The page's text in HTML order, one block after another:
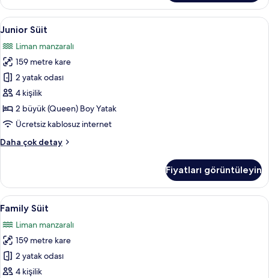
daha
fazla
detay
Junior
Süit
için
tüm
fotoğrafları
görün
Junior Süit | Ses yalıtımı, ücretsiz
8
Junior Süit
Liman manzaralı
159 metre kare
2 yatak odası
4 kişilik
2 büyük (Queen) Boy Yatak
Ücretsiz kablosuz internet
Daha çok detay
Junior
fazla
detay
Fiyatları görüntüleyin
Family
Süit
için
tüm
fotoğrafları
görün
Family Süit | Ses yalıtımı, ücretsiz
7
Family Süit
Liman manzaralı
159 metre kare
2 yatak odası
4 kişilik